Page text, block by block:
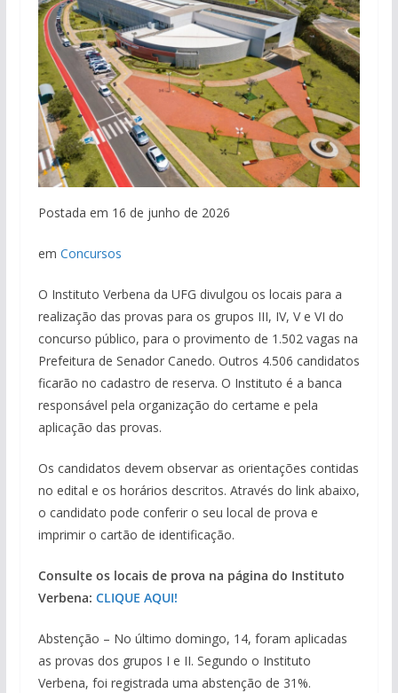
Postada em 16 de junho de 2026
em Concursos
O Instituto Verbena da UFG divulgou os locais para a
realização das provas para os grupos III, IV, V e VI do
concurso público, para o provimento de 1.502 vagas na
Prefeitura de Senador Canedo. Outros 4.506 candidatos
ficarão no cadastro de reserva. O Instituto é a banca
responsável pela organização do certame e pela
aplicação das provas.
Os candidatos devem observar as orientações contidas
no edital e os horários descritos. Através do link abaixo,
o candidato pode conferir o seu local de prova e
imprimir o cartão de identificação.
Consulte os locais de prova na página do Instituto
Verbena: CLIQUE AQUI!
Abstenção – No último domingo, 14, foram aplicadas
as provas dos grupos I e II. Segundo o Instituto
Verbena, foi registrada uma abstenção de 31%.